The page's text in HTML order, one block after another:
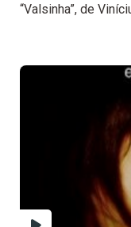
“Valsinha”, de